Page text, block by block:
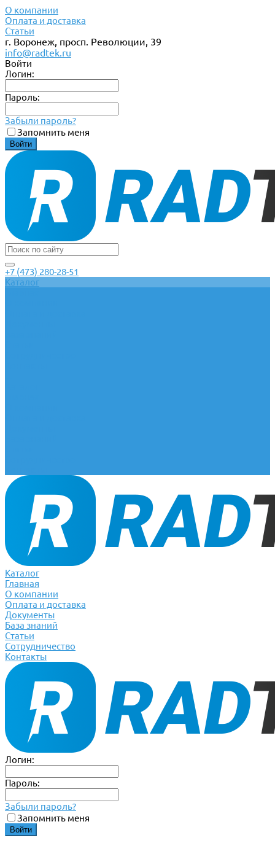
О компании
Оплата и доставка
Статьи
г. Воронеж, просп. Революции, 39
info@radtek.ru
Войти
Логин:
Пароль:
Забыли пароль?
Запомнить меня
+7 (473) 280-28-51
Каталог
Каталог
Главная
О компании
Оплата и доставка
Документы
База знаний
Статьи
Сотрудничество
Контакты
Логин:
Пароль:
Забыли пароль?
Запомнить меня